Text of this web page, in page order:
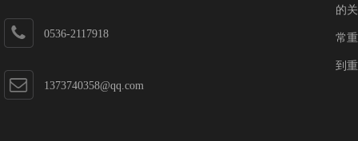
0536-2117918
1373740358@qq.com
的
常
到